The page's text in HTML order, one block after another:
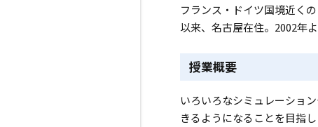
フランス・ドイツ国境近く
以来、名古屋在住。2002年
授業概要
いろいろなシミュレーショ
きるようになることを目指